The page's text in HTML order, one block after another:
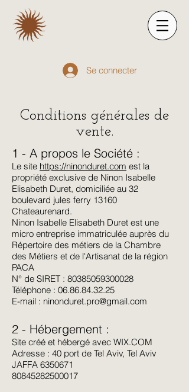
Se connecter
Conditions générales de
vente.
1 - A propos le Société :
Le site https://ninonduret.com est la
propriété exclusive de Ninon Isabelle
Elisabeth Duret, domiciliée au 32
boulevard jules ferry 13160
Chateaurenard.
Ninon Isabelle Elisabeth Duret est une
micro entreprise immatriculée auprès du
Répertoire des métiers de la Chambre
des Métiers et de l'Artisanat de la région
PACA
N° de SIRET : 80385059300028
Téléphone : 06.86.84.32.25
E-mail : ninonduret.pro@gmail.com
2 - Hébergement :
Site créé et hébergé avec WIX.COM
Adresse : 40 port de Tel Aviv, Tel Aviv
JAFFA 6350671
80845282500017